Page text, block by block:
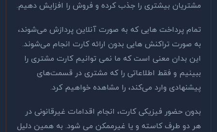
مشتریان بیشتری را جذب کرده و فروش را افزایش دهیم.
تمام پرداخت‌ هایی که به صورت آنلاین پردازش می‌شوند،
به صورت تراکنش ‌هایی بدون ارائه کارت انجام می‌شوند.
این بدان معنی است که ما نمی ‌توانیم کارت مشتری را
ببینیم و فقط اطلاعاتی را که مشتری در قسمت‌های
پیشنهادی وارد می‌کند، را مشاهده خواهیم کرد.
بدون حضور فیزیکی کارت، انجام اقدامات غیرقانونی در
هر دو طرف کاسته و یا غیرممکن می شود. به همین دلیل